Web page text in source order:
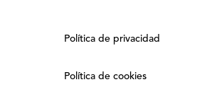
Política de privacidad
Política de cookies